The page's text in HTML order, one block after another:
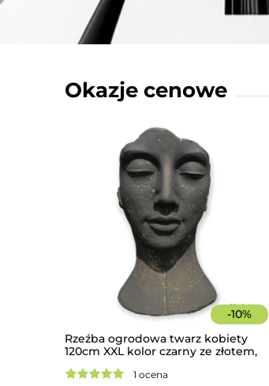
Okazje cenowe
-10%
Rzeźba ogrodowa twarz kobiety
120cm XXL kolor czarny ze złotem,
ogrodowa
1 ocena